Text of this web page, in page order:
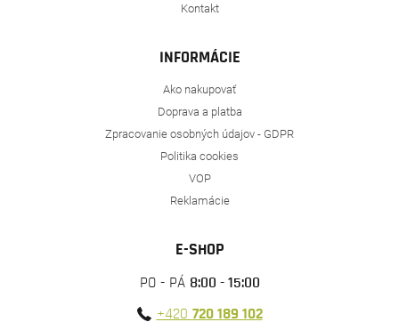
Kontakt
INFORMÁCIE
Ako nakupovať
Doprava a platba
Zpracovanie osobných údajov - GDPR
Politika cookies
VOP
Reklamácie
E-SHOP
PO - PÁ 8:00 - 15:00
+420 720 189 102